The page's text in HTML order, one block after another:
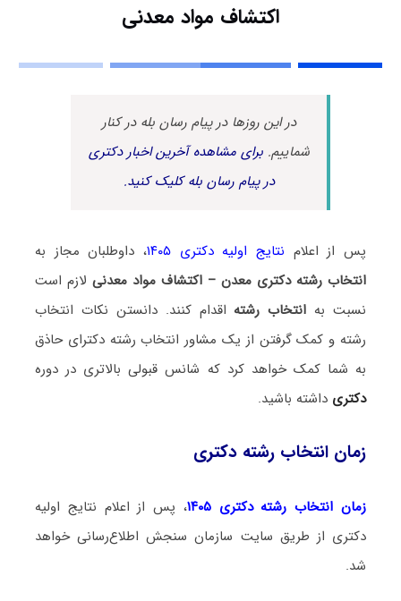
اکتشاف مواد معدنی
در این روزها در پیام رسان بله در کنار
شماییم.برای مشاهده آخرین اخبار دکتری
در پیام رسان بله کلیک کنید.
پس از اعلام نتایج اولیه دکتری ۱۴۰۵
، داوطلبان مجاز به
انتخاب رشته دکتری معدن – اکتشاف مواد معدنی لازم است
نسبت به انتخاب رشته اقدام کنند. دانستن نکات انتخاب
رشته و کمک گرفتن از یک مشاور انتخاب رشته دکترای حاذق
به شما کمک خواهد کرد که شانس قبولی بالاتری در دوره
دکتری داشته باشید.
زمان انتخاب رشته دکتری
زمان انتخاب رشته دکتری ۱۴۰۵
، پس از اعلام نتایج اولیه
دکتری از طریق سایت سازمان سنجش اطلاع‌رسانی خواهد
شد.